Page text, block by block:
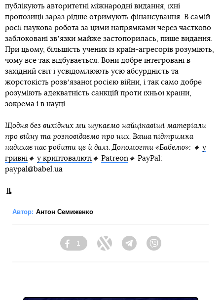
публікують авторитетні міжнародні видання, їхні
пропозиції зараз рідше отримують фінансування. В самій
росії наукова робота за цими напрямками через частково
заблоковані звʼязки майже застопорилась, пише видання.
При цьому, більшість учених із країн-агресорів розуміють,
чому все так відбувається. Вони добре інтегровані в
західний світ і усвідомлюють усю абсурдність та
жорстокість розвʼязаної росією війни, і так само добре
розуміють адекватність санкцій проти їхньої країни,
зокрема і в науці.
Щодня без вихідних ми шукаємо найцікавіші матеріали
про війну та розповідаємо про них. Ваша підтримка
надихає нас робити це й далі. Допомогти «Бабелю»: 🔸 у
гривні 🔸 у криптовалюті 🔸 Patreon 🔸 PayPal:
paypal@babel.ua
Автор: Антон Семиженко
Facebook
1
Twitter Telegram